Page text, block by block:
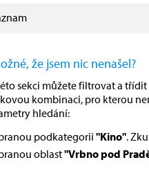
že jsem nic nenašel?
sekci můžete filtrovat a
kombinaci, pro kterou
hledání:
podkategorii "Kino".
oblast"Vrbno pod